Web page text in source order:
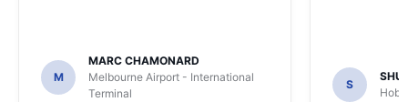
M
MARC CHAMONARD
Melbourne Airport - International
Terminal
S